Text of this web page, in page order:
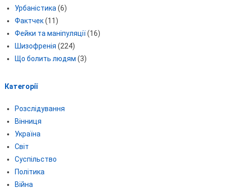
Урбаністика (6)
Фактчек(11)
Фейки та маніпуляції(16)
Шизофренія (224)
Що болить людям (3)
Категорії
Розслідування
Вінниця
Україна
Світ
Суспільство
Політика
Війна